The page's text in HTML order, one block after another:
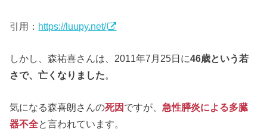
引用： https://luupy.net/
しかし、森祐喜さんは、2011年7月25日に46歳という若
さで、亡くなりました。
気になる森喜朗さんの死因 ですが、急性膵炎による多臓
器不全と言われています。